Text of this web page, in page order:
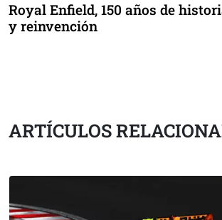
Royal Enfield, 150 años de
y reinvención
ARTÍCULOS